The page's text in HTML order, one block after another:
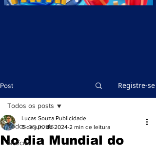
Post Registre-se
Todos os posts
Notícias
Todos os posts
No dia Mundial do
Lucas Souza Publicidade
5 de jun. de 2024 2 min de leitura